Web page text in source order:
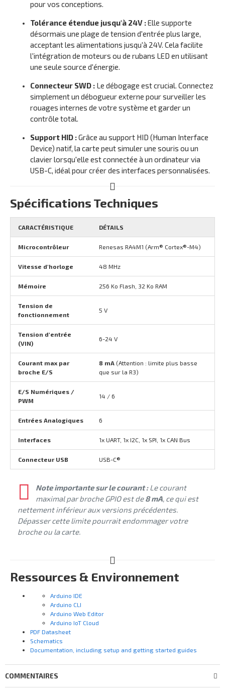
pour vos conceptions.
Tolérance étendue jusqu'à 24V :Elle supporte
désormais une plage de tension d'entrée plus large,
acceptant les alimentations jusqu'à 24V. Cela facilite
l'intégration de moteurs ou de rubans LED en utilisant
une seule source d'énergie.
Connecteur SWD : Le débogage est crucial. Connectez
simplement un débogueur externe pour surveiller les
rouages internes de votre système et garder un
contrôle total.
Support HID :Grâce au support HID (Human Interface
Device) natif, la carte peut simuler une souris ou un
clavier lorsqu'elle est connectée à un ordinateur via
USB-C, idéal pour créer des interfaces personnalisées.
Spécifications Techniques
CARACTÉRISTIQUE DÉTAILS
Microcontrôleur Renesas RA4M1 (Arm® Cortex®-M4)
Vitesse d'horloge 48 MHz
Mémoire 256 Ko Flash, 32 Ko RAM
Tension de
fonctionnement
5 V
Tension d'entrée
(VIN)
6-24 V
Courant max par
broche E/S
8 mA (Attention : limite plus basse
que sur la R3)
E/S Numériques /
PWM
14 / 6
Entrées Analogiques 6
Interfaces 1x UART, 1x I2C, 1x SPI, 1x CAN Bus
Connecteur USB USB-C®
Note importante sur le courant :Le courant
maximal par broche GPIO est de8 mA, ce qui est
nettement inférieur aux versions précédentes.
Dépasser cette limite pourrait endommager votre
broche ou la carte.
Ressources & Environnement
Arduino IDE
Arduino CLI
Arduino Web Editor
Arduino IoT Cloud
PDF Datasheet
Schematics
Documentation, including setup and getting started guides
COMMENTAIRES